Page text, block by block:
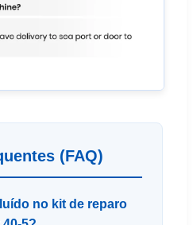
(FAQ)
no kit de reparo